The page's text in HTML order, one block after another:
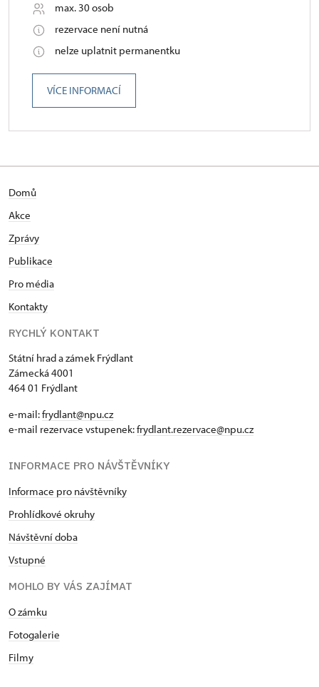
max. 30 osob
rezervace není nutná
nelze uplatnit permanentku
VÍCE INFORMACÍ
Domů
Akce
Zprávy
Publikace
Pro média
Kontakty
RYCHLÝ KONTAKT
Státní hrad a zámek Frýdlant
Zámecká 4001
464 01 Frýdlant
e-mail:frydlant@npu.cz
e-mail rezervace vstupenek:frydlant.rezervace@npu.cz
INFORMACE PRO NÁVŠTĚVNÍKY
Informace pro návštěvníky
Prohlídkové okruhy
Návštěvní doba
Vstupné
MOHLO BY VÁS ZAJÍMAT
O zámku
Fotogalerie
Filmy